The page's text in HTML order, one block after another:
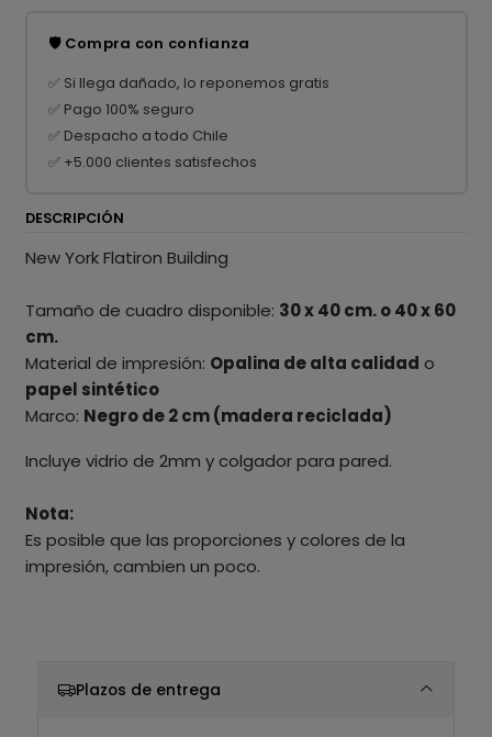
🛡️ Compra con confianza
✅ Si llega dañado, lo reponemos gratis
✅ Pago 100% seguro
✅ Despacho a todo Chile
✅ +5.000 clientes satisfechos
DESCRIPCIÓN
New York Flatiron Building
Tamaño de cuadro disponible: 30 x 40 cm. o 40 x 60
cm.
Material de impresión: Opalina de alta calidad o
papel sintético
Marco: Negro de 2 cm (madera reciclada)
Incluye vidrio de 2mm y colgador para pared.
Nota:
Es posible que las proporciones y colores de la
impresión, cambien un poco.
Plazos de entrega